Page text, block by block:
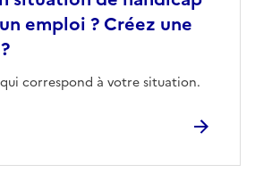
emploi ? Créez une
correspond à votre situation.